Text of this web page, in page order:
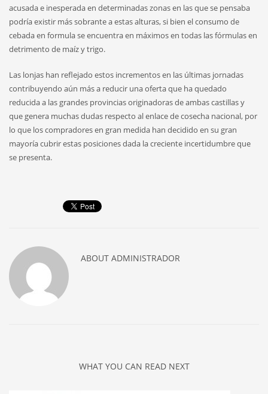
acusada e inesperada en determinadas zonas en las que se pensaba
podría existir más sobrante a estas alturas, si bien el consumo de
cebada en formula se encuentra en máximos en todas las fórmulas en
detrimento de maíz y trigo.
Las lonjas han reflejado estos incrementos en las últimas jornadas
contribuyendo aún más a reducir una oferta que ha quedado
reducida a las grandes provincias originadoras de ambas castillas y
que genera muchas dudas respecto al enlace de cosecha nacional, por
lo que los compradores en gran medida han decidido en su gran
mayoría cubrir estas posiciones dada la creciente incertidumbre que
se presenta.
ABOUT ADMINISTRADOR
WHAT YOU CAN READ NEXT